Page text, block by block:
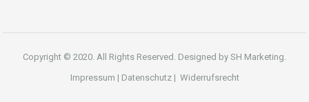
Copyright © 2020. All Rights Reserved. Designed by SH Marketing.
Impressum | Datenschutz| Widerrufsrecht